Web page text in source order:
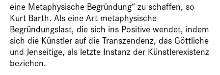
eine Metaphysische Begründung“ zu schaffen, so
Kurt Barth. Als eine Art metaphysische
Begründungslast, die sich ins Positive wendet, indem
sich die Künstler auf die Transzendenz, das Göttliche
und Jenseitige, als letzte Instanz der Künstlerexistenz
beziehen.